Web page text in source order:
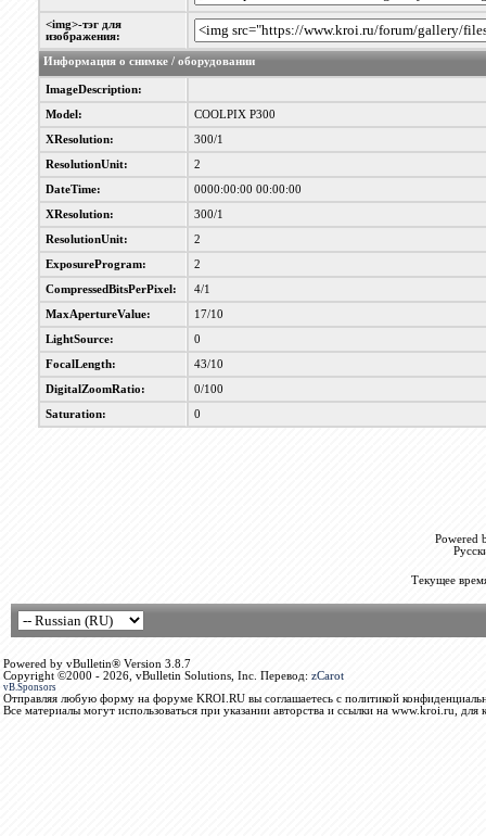
<img>-тэг для
изображения:
Информация о снимке / оборудовании
ImageDescription:
Model: COOLPIX P300
XResolution: 300/1
ResolutionUnit: 2
DateTime: 0000:00:00 00:00:00
XResolution: 300/1
ResolutionUnit: 2
ExposureProgram: 2
CompressedBitsPerPixel: 4/1
MaxApertureValue: 17/10
LightSource: 0
FocalLength: 43/10
DigitalZoomRatio: 0/100
Saturation: 0
Powered
Текущее
Powered by vBulletin® Version 3.8.7
Copyright ©2000 - 2026, vBulletin Solutions, Inc. Перевод: zCarot
vB.Sponsors
Отправляя любую форму на форуме KROI.RU вы соглашаетесь с политикой
Все материалы могут использоваться при указании авторства и ссылки на www.kroi.ru, для